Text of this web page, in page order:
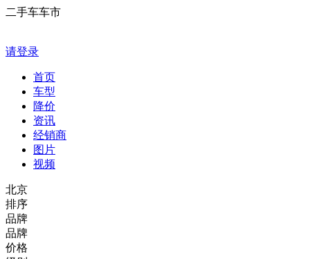
二手车车市
请登录
首页
车型
降价
资讯
经销商
图片
视频
北京
排序
品牌
品牌
价格